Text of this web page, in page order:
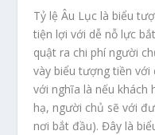
Tỷ lệ Âu Lục là biểu
tiện lợi với dễ nỗ lực
quật ra chi phí người
vày biểu tượng tiền với
với nghĩa là nếu khách
hạ, người chủ sẽ với
nơi bắt đầu). Đây là